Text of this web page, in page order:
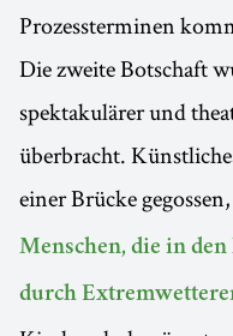
Prozessterminen
Die zweite Botschaft
spektakulärer und
überbracht.
einer Brücke
Menschen, die in
durch